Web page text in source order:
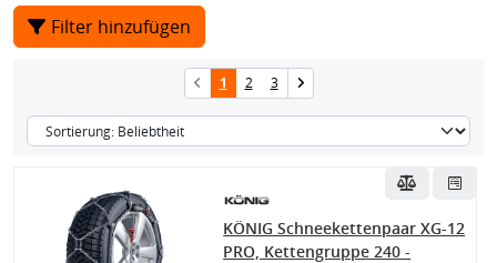
Filter hinzufügen
1 2 3
KÖNIG Schneekettenpaar XG-12
PRO, Kettengruppe 240 -